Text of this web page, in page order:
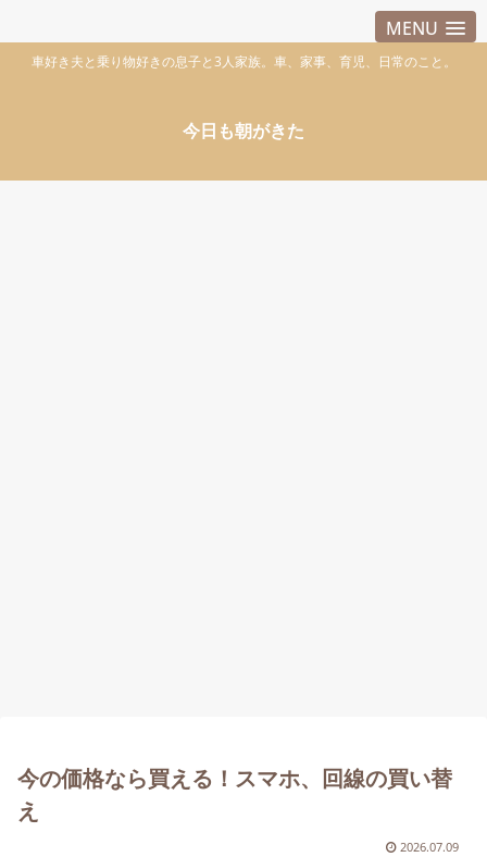
MENU
車好き夫と乗り物好きの息子と3人家族。車、家事、育児、日常のこと。
今日も朝がきた
今の価格なら買える！スマホ、回線の買い替
え
2026.07.09